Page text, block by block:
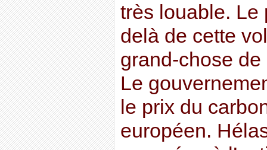
très louable. Le
delà de cette
grand-chose
Le
le prix du
européen.